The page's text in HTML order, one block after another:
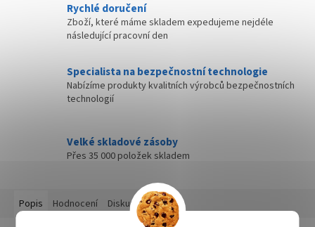
Rychlé doručení
Zboží, které máme skladem expedujeme nejdéle
následující pracovní den
Specialista na bezpečnostní technologie
Nabízíme produkty kvalitních výrobců bezpečnostních
technologií
Velké skladové zásoby
Přes 35 000 položek skladem
Popis Hodnocení Diskuze